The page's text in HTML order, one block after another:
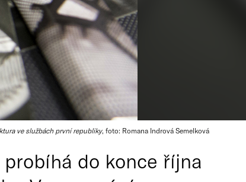
ve službách první republiky, foto: Romana Indrová Semelková
do konce října